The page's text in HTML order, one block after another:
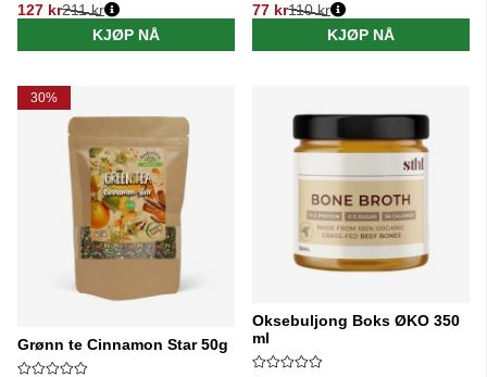
127 kr
Vanlig pris:
211 kr
KJØP NÅ
77 kr
Vanlig pris:
110 kr
KJØP NÅ
30%
Grønn te Cinnamon Star 50g
Oksebuljong Boks ØKO 350
ml